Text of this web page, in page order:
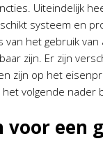
Uiteindelijk
systeem en
van het gebruik
zijn. Er zijn
zijn op het
volgende nader
voor een